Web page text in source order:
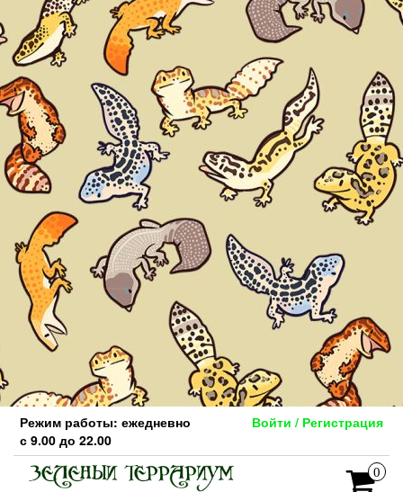
Skip
the
content
Режим работы: ежедневно
с 9.00 до 22.00
Войти / Регистрация
0